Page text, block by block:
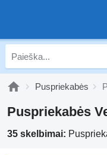
Puspriekabės
Puspriekabės
35 skelbimai: